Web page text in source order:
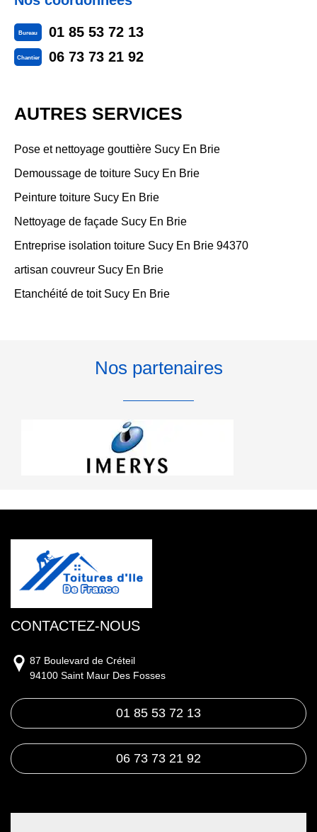
Bureau 01 85 53 72 13
Chantier 06 73 73 21 92
AUTRES SERVICES
Pose et nettoyage gouttière Sucy En Brie
Demoussage de toiture Sucy En Brie
Peinture toiture Sucy En Brie
Nettoyage de façade Sucy En Brie
Entreprise isolation toiture Sucy En Brie 94370
artisan couvreur Sucy En Brie
Etanchéité de toit Sucy En Brie
Nos partenaires
CONTACTEZ-NOUS
87 Boulevard de Créteil
94100 Saint Maur Des Fosses
01 85 53 72 13
06 73 73 21 92